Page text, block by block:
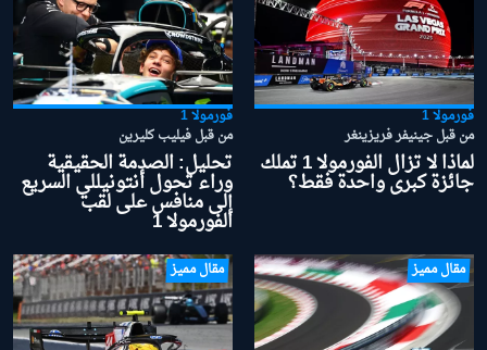
فورمولا 1
من قبل جينيفر فريزينغر
لماذا لا تزال الفورمولا 1 تملك
جائزة كبرى واحدة فقط؟
فورمولا 1
من قبل فيليب كليرين
تحليل: الصدمة الحقيقية
وراء تحول أنتونيللي السريع
إلى منافس على لقب
الفورمولا 1
مقال مميز مقال مميز